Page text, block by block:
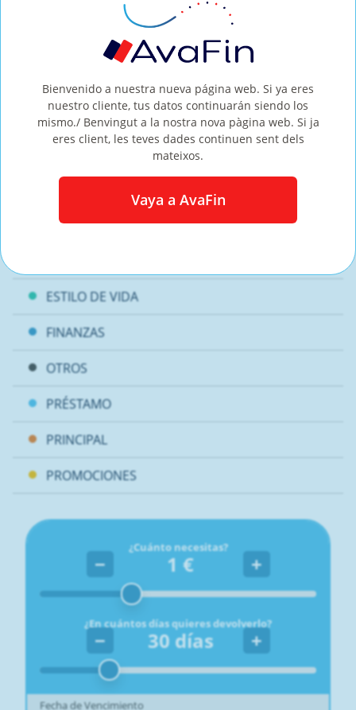
curiosidades acerca del mundo económico y
Artículo anterior
Siguiente artículo
CORONAVIRUS
ESTILO DE VIDA
FINANZAS
OTROS
PRÉSTAMO
PRINCIPAL
PROMOCIONES
¿Cuánto necesitas?
− 1 € +
¿En cuántos días quieres devolverlo?
− 30días +
Fecha de Vencimiento
Bienvenido a nuestra nueva página web. Si ya eres
nuestro cliente, tus datos continuarán siendo los
mismo./ Benvingut a la nostra nova pàgina web. Si ja
eres client, les teves dades continuen sent dels
mateixos.
Vaya a AvaFin